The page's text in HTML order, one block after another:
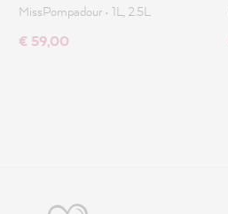
MissPompadour • 1L, 2.5L
€ 59,00